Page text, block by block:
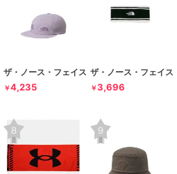
ザ・ノース・フェイス
￥4,235
ザ・ノース・フェイス
￥3,696